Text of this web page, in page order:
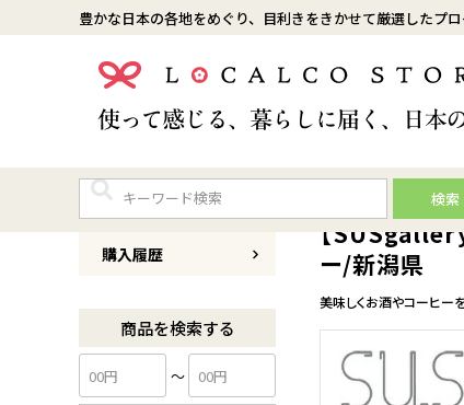
豊かな日本の各地をめぐり、目利きをきかせて厳選したプ
検索
購入履歴
商品を検索する
〜
美味しくお酒やコーヒー
【
ー/新潟県
0026set8002